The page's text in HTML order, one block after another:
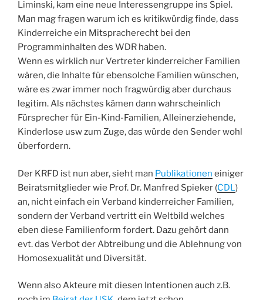
Liminski, kam eine neue Interessengruppe ins Spiel.
Man mag fragen warum ich es kritikwürdig finde, dass
Kinderreiche ein Mitspracherecht bei den
Programminhalten des WDR haben.
Wenn es wirklich nur Vertreter kinderreicher Familien
wären, die Inhalte für ebensolche Familien wünschen,
wäre es zwar immer noch fragwürdig aber durchaus
legitim. Als nächstes kämen dann wahrscheinlich
Fürsprecher für Ein-Kind-Familien, Alleinerziehende,
Kinderlose usw zum Zuge, das würde den Sender wohl
überfordern.
Der KRFD ist nun aber, sieht man Publikationen einiger
Beiratsmitglieder wie Prof. Dr. Manfred Spieker (CDL)
an, nicht einfach ein Verband kinderreicher Familien,
sondern der Verband vertritt ein Weltbild welches
eben diese Familienform fordert. Dazu gehört dann
evt. das Verbot der Abtreibung und die Ablehnung von
Homosexualität und Diversität.
Wenn also Akteure mit diesen Intentionen auch z.B.